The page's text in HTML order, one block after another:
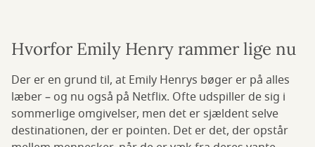
Hvorfor Emily Henry rammer lige nu
Der er en grund til, at Emily Henrys bøger er på alles
læber – og nu også på Netflix. Ofte udspiller de sig i
sommerlige omgivelser, men det er sjældent selve
destinationen, der er pointen. Det er det, der opstår